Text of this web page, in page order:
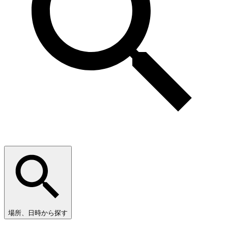
場所、日時から探す